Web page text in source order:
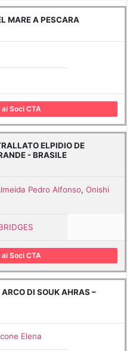
MARE A PESCARA
Soci CTA
ELPIDIO DE
- BRASILE
Pedro Alfonso, Onishi
Soci CTA
DI SOUK AHRAS –
Elena